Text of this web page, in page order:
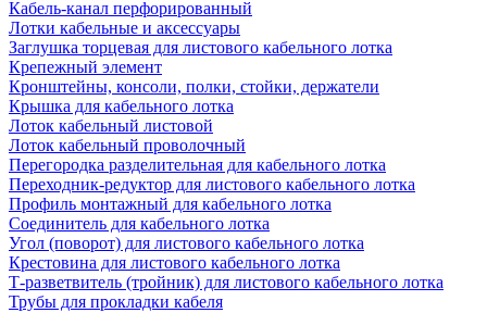
Кабель-канал перфорированный
Лотки кабельные и аксессуары
Заглушка торцевая для листового кабельного лотка
Крепежный элемент
Кронштейны, консоли, полки, стойки, держатели
Крышка для кабельного лотка
Лоток кабельный листовой
Лоток кабельный проволочный
Перегородка разделительная для кабельного лотка
Переходник-редуктор для листового кабельного лотка
Профиль монтажный для кабельного лотка
Соединитель для кабельного лотка
Угол (поворот) для листового кабельного лотка
Крестовина для листового кабельного лотка
Т-разветвитель (тройник) для листового кабельного лотка
Трубы для прокладки кабеля